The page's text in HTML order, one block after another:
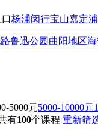
杨浦闵行宝山嘉定
鲁迅公园 曲阳地区
5000元5000-10000元
有100个课程 重新筛